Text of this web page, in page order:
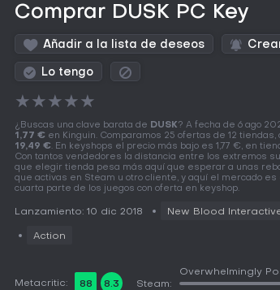
Comprar DUSK PC Key
Añadir a la lista de deseos
Lo tengo
★★★★★
¿Buscas una clave barata de DUSK? A fecha de 6 ago
1,77 € en Kinguin. Comparamos 25 ofertas de 12 tiendas,
19,49 €. En keyshops el precio más bajo es 1,77 €, en
Con tantos vendedores la distancia entre los extremos
que elegir tienda pesa más aquí que esperar a unas
que activas en Steam u otro cliente, y aquí el mercado es
cuarta parte de los juegos con oferta en keyshop.
Lanzamiento: 10 dic 2018 New Blood
Action
Metacritic: 88 8.3 Steam:
Overwhelmingly